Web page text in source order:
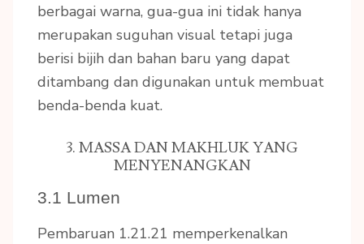
berbagai warna, gua-gua ini tidak hanya
merupakan suguhan visual tetapi juga
berisi bijih dan bahan baru yang dapat
ditambang dan digunakan untuk membuat
benda-benda kuat.
3. MASSA DAN MAKHLUK YANG
MENYENANGKAN
3.1 Lumen
Pembaruan 1.21.21 memperkenalkan